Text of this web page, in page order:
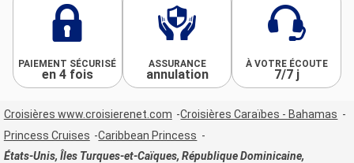
PAIEMENT SÉCURISÉ
en 4 fois
ASSURANCE
annulation
À VOTRE ÉCOUTE
7/7 j
Croisières www.croisierenet.com
Croisières Caraïbes - Bahamas
Princess Cruises
Caribbean Princess
États-Unis, Îles Turques-et-Caïques, République Dominicaine,